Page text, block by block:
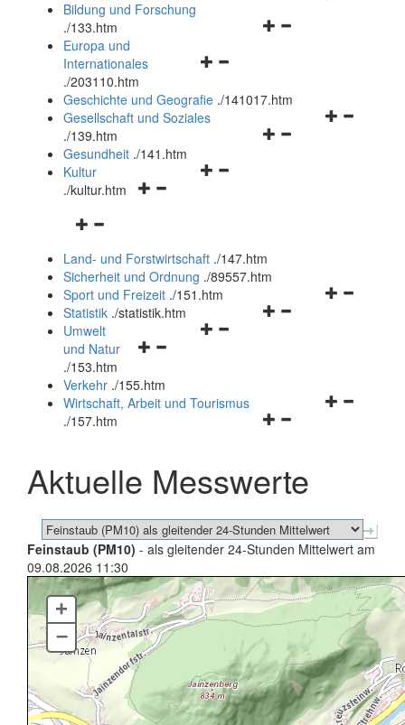
Navigationsmenü
Bildung und Forschung
./133.htm
Navigationsmenü
und
schließen
Europa und
Internationales
./203110.htm
Geschichte und Geografie ./141017.htm
Navigationsmenü
Gesellschaft und Soziales
./139.htm
Navigationsmenü
Gesundheit ./141.htm
Navigationsmenü
Kultur
./kultur.htm
Navigationsmenü
und
schließen
Land- und Forstwirtschaft ./147.htm
Sicherheit und Ordnung ./89557.htm
Navigationsmenü
Sport und Freizeit ./151.htm
Navigationsmenü
Statistik ./statistik.htm
Navigationsmenü
und
schließen
Umwelt
und Natur
./153.htm
Verkehr ./155.htm
Navigationsmenü
schließen
Wirtschaft, Arbeit und Tourismus
./157.htm
Aktuelle Messwerte
Feinstaub (PM10) - als gleitender 24-Stunden Mittelwert am
09.08.2026 11:30
+
–